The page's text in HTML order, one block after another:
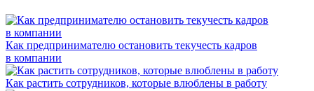
Как предпринимателю остановить текучесть кадров
в компании
Как растить сотрудников, которые влюблены в работу